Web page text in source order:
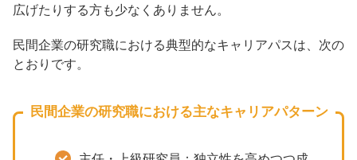
広げたりする方も少なくありません。
民間企業の研究職における典型的なキャリアパスは、次の
とおりです。
民間企業の研究職における主なキャリアパターン